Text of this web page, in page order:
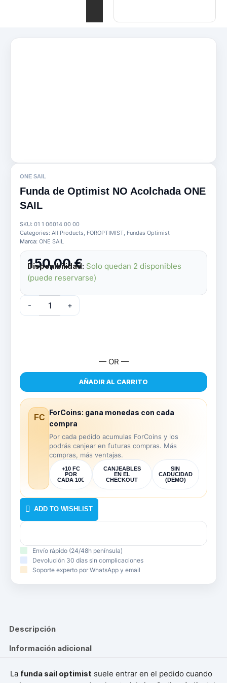
ONE SAIL
Funda de Optimist NO Acolchada ONE
SAIL
SKU: 01 1 06014 00 00
Categories: All Products, FOROPTIMIST, Fundas Optimist
Marca: ONE SAIL
150,00€
Disponibilidad: Solo quedan 2 disponibles
(puede reservarse)
-
Funda
cantidad
+
— OR —
AÑADIR AL CARRITO
FC
ForCoins: gana monedas con cada
compra
Por cada pedido acumulas ForCoins y los
podrás canjear en futuras compras. Más
compras, más ventajas.
+10 FC
POR
CADA 10€
CANJEABLES
EN EL
CHECKOUT
SIN
CADUCIDAD
(DEMO)
ADD TO WISHLIST
Envío rápido (24/48h península)
Devolución 30 días sin complicaciones
Soporte experto por WhatsApp y email
Descripción
Información adicional
La funda sail optimist suele entrar en el pedido cuando